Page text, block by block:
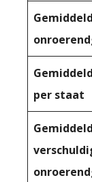
per staat